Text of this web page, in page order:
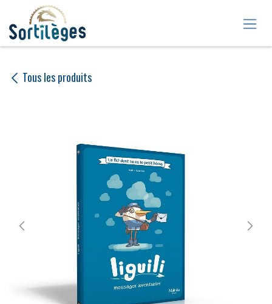
Se rendre au contenu
Tous les produits